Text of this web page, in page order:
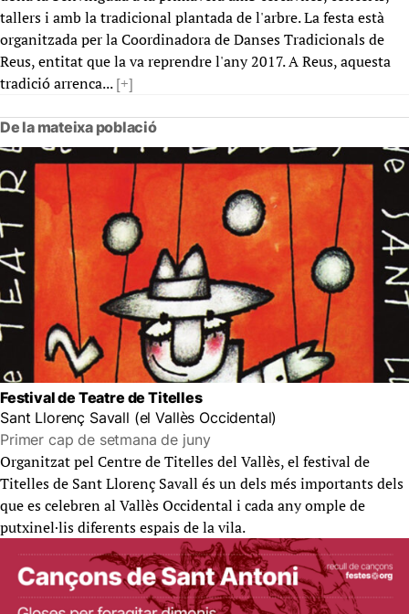
tallers i amb la tradicional plantada de l'arbre. La festa està
organitzada per la Coordinadora de Danses Tradicionals de
Reus, entitat que la va reprendre l'any 2017. A Reus, aquesta
tradició arrenca...[+]
De la mateixa població
Festival de Teatre de Titelles
Sant Llorenç Savall (el Vallès Occidental)
Primer cap de setmana de juny
Organitzat pel Centre de Titelles del Vallès, el festival de
Titelles de Sant Llorenç Savall és un dels més importants dels
que es celebren al Vallès Occidental i cada any omple de
putxinel·lis diferents espais de la vila.